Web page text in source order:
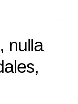
nulla